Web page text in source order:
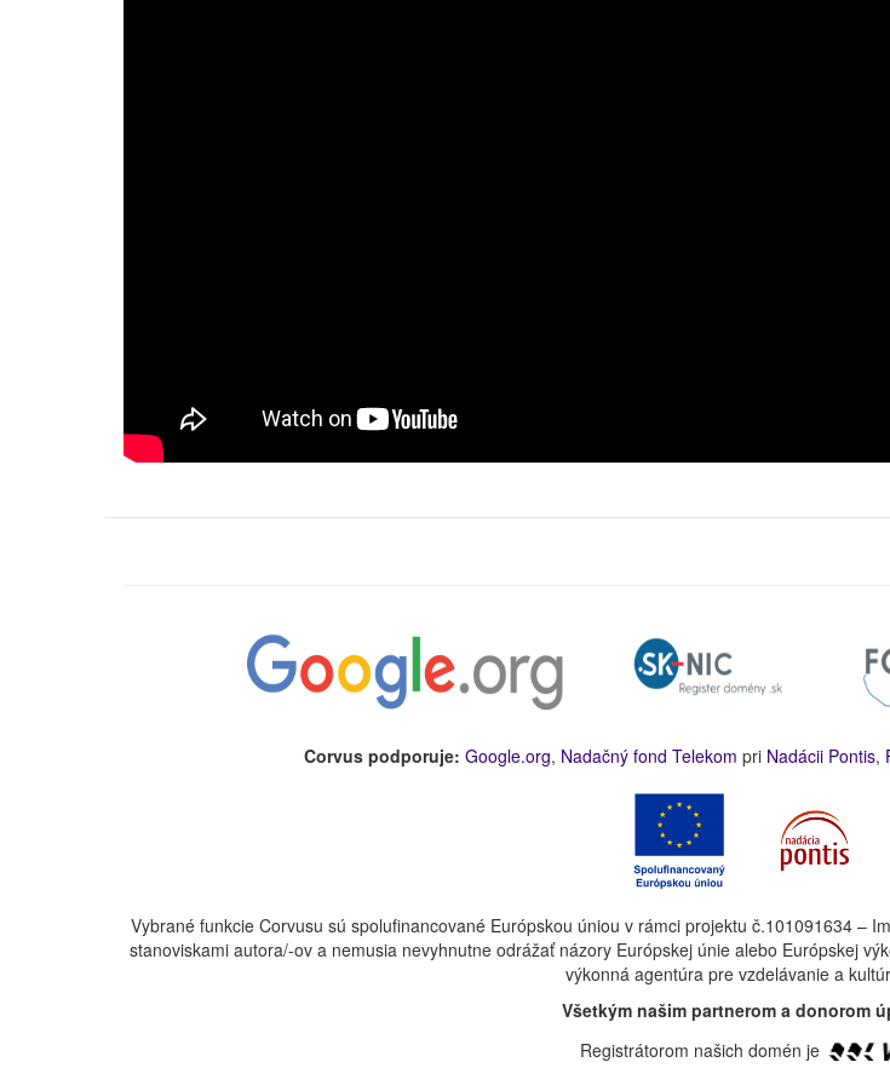
Corvus podporuje: Google.org, Nadačný fond Telekom pri Nadácii Pontis,
Vybrané funkcie Corvusu sú spolufinancované Európskou úniou v rámci projektu č.101091634 –
stanoviskami autora/-ov a nemusia nevyhnutne odrážať názory Európskej únie alebo Európskej
výkonná agentúra pre vzdelávanie a
Všetkým našim partnerom a donorom
Registrátorom našich domén je